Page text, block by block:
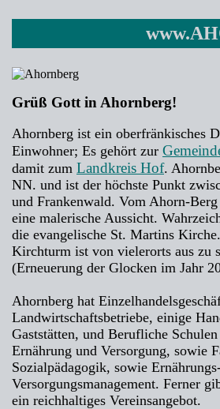
Grüß Gott in Ahornberg!
Ahornberg ist ein oberfränkisches
Einwohner; Es gehört zur
damit zum Landkreis Hof.
NN. und ist der höchste Punkt
und Frankenwald. Vom Ahorn-Berg
eine malerische Aussicht.
die evangelische St. Martins
Kirchturm ist von vielerorts aus zu
(Erneuerung der Glocken im Jahr
Ahornberg hat
Landwirtschaftsbetriebe, einige
Gaststätten, und Berufliche
Ernährung und Versorgung, sowie
Sozialpädagogik, sowie
Versorgungsmanagement. Ferner
ein reichhaltiges Vereinsangebot.